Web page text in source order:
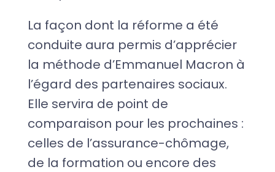
La façon dont la réforme a été
conduite aura permis d’apprécier
la méthode d’Emmanuel Macron à
l’égard des partenaires sociaux.
Elle servira de point de
comparaison pour les prochaines :
celles de l’assurance-chômage,
de la formation ou encore des